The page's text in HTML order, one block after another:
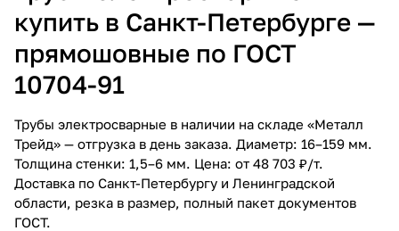
купить в Санкт-Петербурге —
прямошовные по ГОСТ
10704-91
Трубы электросварные в наличии на складе «Металл
Трейд» — отгрузка в день заказа. Диаметр: 16–159 мм.
Толщина стенки: 1,5–6 мм. Цена: от 48 703 ₽/т.
Доставка по Санкт-Петербургу и Ленинградской
области, резка в размер, полный пакет документов
ГОСТ.